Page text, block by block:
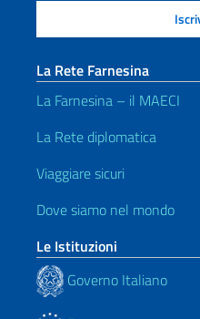
La Rete Farnesina
La Farnesina – il MAECI
La Rete diplomatica
Viaggiare sicuri
Dove siamo nel mondo
Le Istituzioni
Governo Italiano